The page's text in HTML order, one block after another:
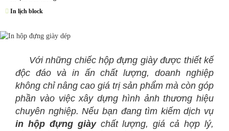
In lịch block
Với những chiếc hộp đựng giàyđược thiết kế
độc đáo và in ấnchất lượng, doanh nghiệp
không chỉ nâng cao giá trị sản phẩm mà còn góp
phần vào việc xây dựng hình ảnh thương hiệu
chuyên nghiệp. Nếu bạn đang tìm kiếm dịch vụ
in hộp đựng giàychất lượng, giá cả hợp lý,